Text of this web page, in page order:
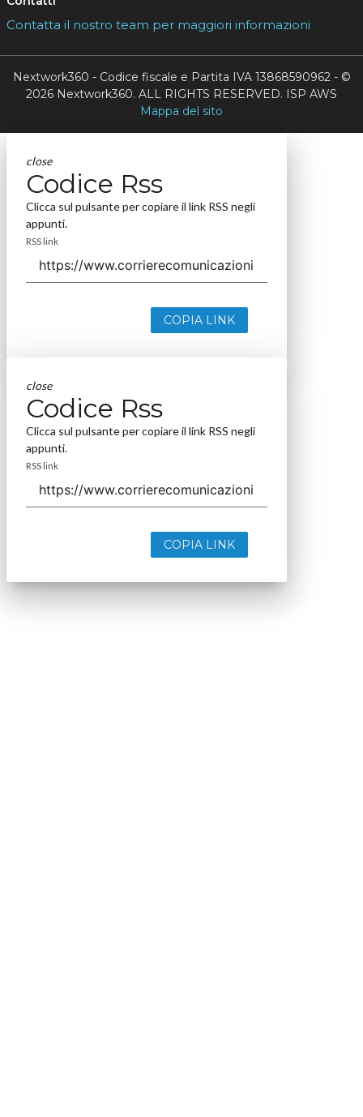
Contatta il nostro team per maggiori informazioni
Nextwork360 - Codice fiscale e Partita IVA 13868590962 - ©
2026 Nextwork360. ALL RIGHTS RESERVED. ISP AWS
Mappa del sito
close
Codice Rss
Clicca sul pulsante per copiare il link RSS negli
appunti.
RSS link
COPIA LINK
close
Codice Rss
Clicca sul pulsante per copiare il link RSS negli
appunti.
RSS link
COPIA LINK